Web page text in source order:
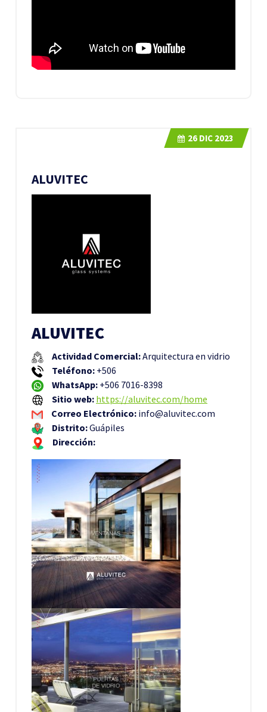
ALUVITEC
26 DIC 2023
ALUVITEC
Actividad Comercial:Arquitectura en vidrio
Teléfono: +506
WhatsApp: +506 7016-8398
Sitio web: https://aluvitec.com/home
Correo Electrónico: info@aluvitec.com
Distrito:Guápiles
Dirección: